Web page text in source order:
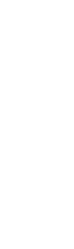
HALLITUKSEN
HALLITUKSEN
HALLITUKSEN
HALLITUKSEN
HALLITUKSEN
HALLITUKSEN
HALLITUKSEN